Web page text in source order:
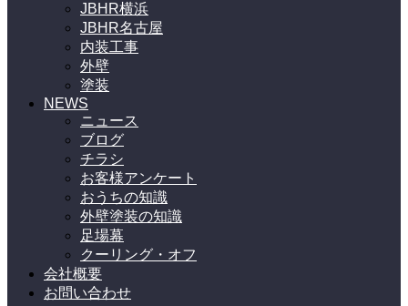
JBHR横浜
JBHR名古屋
内装工事
外壁
塗装
NEWS
ニュース
ブログ
チラシ
お客様アンケート
おうちの知識
外壁塗装の知識
足場幕
クーリング・オフ
会社概要
お問い合わせ